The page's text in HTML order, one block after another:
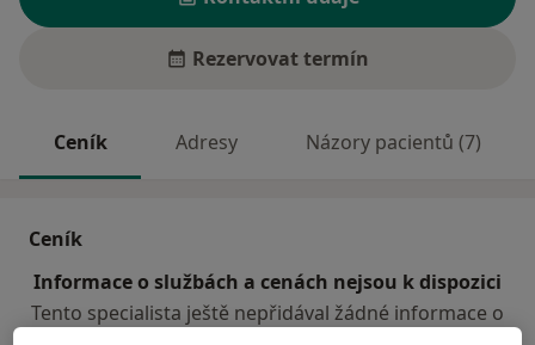
Rezervovat termín
Ceník Adresy Názory pacientů (7)
Ceník
Informace o službách a cenách nejsou k dispozici
Tento specialista ještě nepřidával žádné informace o